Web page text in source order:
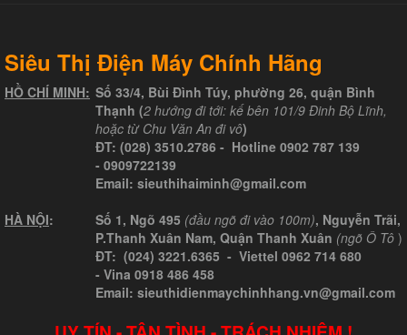
Siêu Thị Điện Máy Chính Hãng
HỒ CHÍ MINH: Số 33/4, Bùi Đình Túy, phường 26, quận Bình
Thạnh (2 hướng đi tới: kế bên 101/9 Đinh Bộ Lĩnh,
hoặc từ Chu Văn An đi vô)
ĐT: (028) 3510.2786 - Hotline 0902 787 139
- 0909722139
Email: sieuthihaiminh@gmail.com
HÀ NỘI: Số 1, Ngõ 495 (đầu ngõ đi vào 100m), Nguyễn Trãi,
P.Thanh Xuân Nam, Quận Thanh Xuân (ngõ Ô Tô )
ĐT: (024) 3221.6365 - Viettel 0962 714 680
- Vina 0918 486 458
Email: sieuthidienmaychinhhang.vn@gmail.com